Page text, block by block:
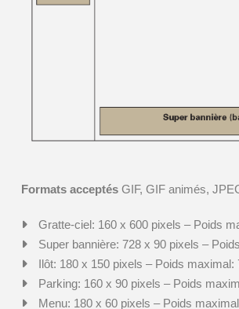
Formats acceptés GIF, GIF animés,
Gratte-ciel: 160 x 600 pixels – Poids
Super bannière: 728 x 90 pixels –
Ilôt: 180 x 150 pixels – Poids maximal:
Parking: 160 x 90 pixels – Poids
Menu: 180 x 60 pixels – Poids